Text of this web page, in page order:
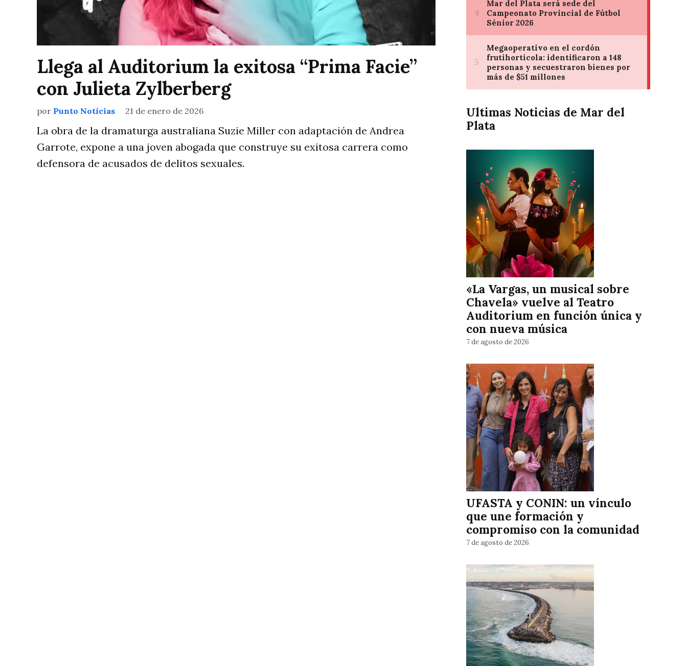
Llega al Auditorium la exitosa “Prima Facie”
con Julieta Zylberberg
por Punto Noticias 21 de enero de 2026
La obra de la dramaturga australiana Suzie Miller con adaptación de Andrea
Garrote, expone a una joven abogada que construye su exitosa carrera como
defensora de acusados de delitos sexuales.
Ultimas Noticias de Mar del
Plata
«La Vargas, un musical sobre
Chavela» vuelve al Teatro
Auditorium en función única y
con nueva música
7 de agosto de 2026
UFASTA y CONIN: un vínculo
que une formación y
compromiso con la comunidad
7 de agosto de 2026